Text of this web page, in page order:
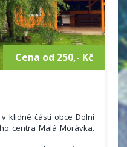
Cena od 250,- Kč
klidné části obce Dolní
centra Malá Morávka.